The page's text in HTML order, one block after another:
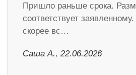
Пришло раньше срока.
соответствует
скорее вс…
Саша А., 22.06.2026